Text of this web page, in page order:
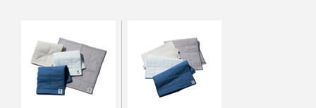
タオルを濡れた肌に当てただけで、水分をスーッと“瞬
吸”するやさしい心地よさ。濡れた髪に巻いておくだけ
で、ヘアドライが終わる手軽さ。そして、洗濯のラクな